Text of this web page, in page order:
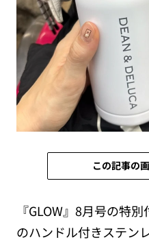
この記事の
『GLOW』8月号の特
のハンドル付きステン